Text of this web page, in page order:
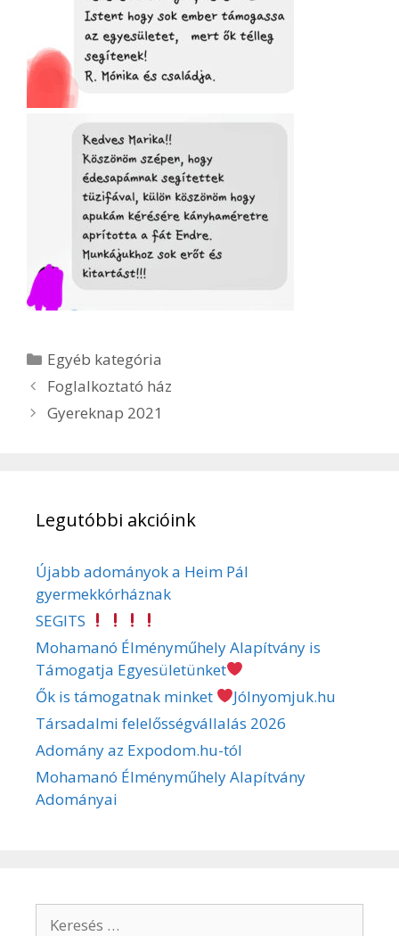
Kategória
Egyéb kategória
Foglalkoztató ház
Gyereknap 2021
Legutóbbi akcióink
Újabb adományok a Heim Pál
gyermekkórháznak
SEGITS
Mohamanó Élményműhely Alapítvány is
Támogatja Egyesületünket
Ők is támogatnak minket
Jólnyomjuk.hu
Társadalmi felelősségvállalás 2026
Adomány az Expodom.hu-tól
Mohamanó Élményműhely Alapítvány
Adományai